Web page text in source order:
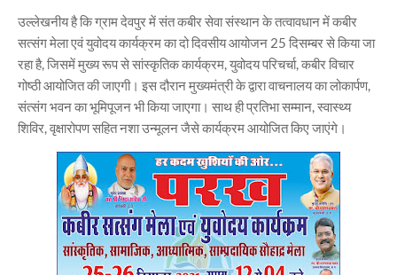
उल्लेखनीय है कि ग्राम देवपुर में संत कबीर सेवा संस्थान के तत्वावधान में कबीर
सत्संग मेला एवं युवोदय कार्यक्रम का दो दिवसीय आयोजन 25 दिसम्बर से किया जा
रहा है, जिसमें मुख्य रूप से सांस्कृतिक कार्यक्रम, युवोदय परिचर्चा, कबीर विचार
गोष्ठी आयोजित की जाएगी। इस दौरान मुख्यमंत्री के द्वारा वाचनालय का लोकार्पण,
संत्संग भवन का भूमिपूजन भी किया जाएगा। साथ ही प्रतिभा सम्मान, स्वास्थ्य
शिविर, वृक्षारोपण सहित नशा उन्मूलन जैसे कार्यक्रम आयोजित किए जाएंगे।